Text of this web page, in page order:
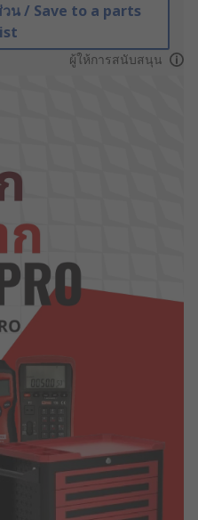
น / Save to a parts
ผู้ให้การสนับสนุน